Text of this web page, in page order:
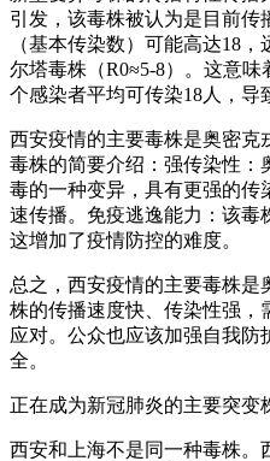
引发，该毒株被认为是目前传
（基本传染数）可能高达18
尔塔毒株（R0≈5-8）。这意
个感染者平均可传染18人，导
西安疫情的主要毒株是奥密克
毒株的简要介绍：强传染性：
毒的一种变异，具有更强的传
速传播。免疫逃逸能力：该毒
这增加了疫情防控的难度。
总之，西安疫情的主要毒株
株的传播速度快、传染性强，
应对。公众也应该加强自我
全。
正在成为新冠肺炎的主要突变
西安和上海不是同一种毒株。